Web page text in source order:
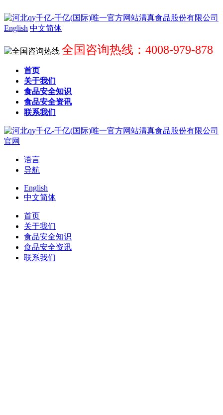
English 中文简体
全国咨询热线：4008-979-878
首页
关于我们
食品安全知识
食品安全资讯
联系我们
语言
导航
English
中文简体
首页
关于我们
食品安全知识
食品安全资讯
联系我们